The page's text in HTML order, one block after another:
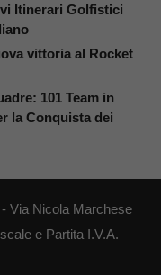
Itinerari Golfistici
vittoria al Rocket
101 Team in
la Conquista dei
Via Nicola Marchese
e Partita I.V.A.